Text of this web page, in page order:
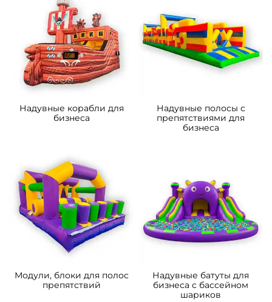
Надувные корабли для
бизнеса
Надувные полосы с
препятствиями для
бизнеса
Модули, блоки для полос
препятствий
Надувные батуты для
бизнеса с бассейном
шариков